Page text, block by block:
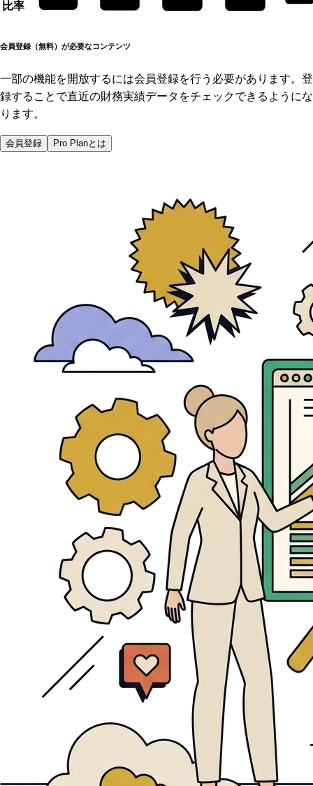
比率
会員登録（無料）が必要なコンテンツ
一部の機能を開放するには会員登録を行う必要があります。登
録することで直近の財務実績データをチェックできるようにな
ります。
会員登録 Pro Planとは